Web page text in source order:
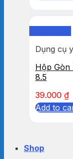
Dụng cụ
Hộp Gòn
8.5
39.000 ₫
Add to
Shop